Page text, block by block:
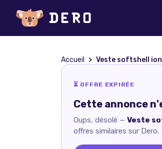
Accueil Veste softshell
⏳ OFFRE EXPIRÉE
Cette annonce
Oups, désolé — Veste
offres similaires sur Dero.